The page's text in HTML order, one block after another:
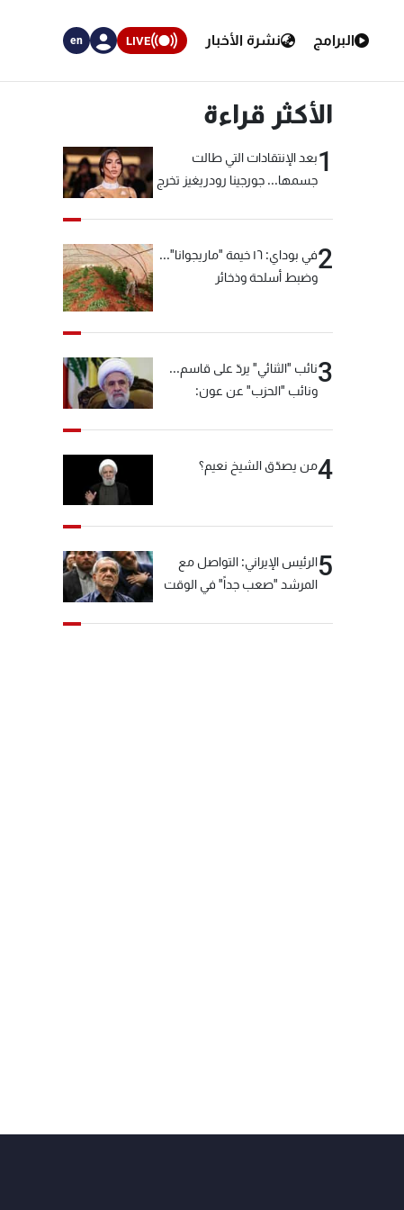
البرامج نشرة الأخبار LIVE
en
الأكثر قراءة
1بعد الإنتقادات التي طالت
جسمها... جورجينا رودريغيز تخرج
2
في بوداي: ١٦ خيمة "ماريجوانا"...
وضبط أسلحة وذخائر
3نائب "الثنائي" يردّ على قاسم...
ونائب "الحزب" عن عون:
4من يصدّق الشيخ نعيم؟
5الرئيس الإيراني: التواصل مع
المرشد "صعب جداً" في الوقت